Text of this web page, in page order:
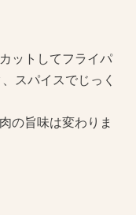
ットしてフライパ
スパイスでじっく
の旨味は変わりま